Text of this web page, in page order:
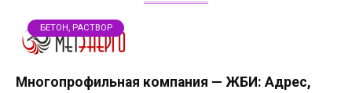
БЕТОН, РАСТВОР
Многопрофильная компания — ЖБИ: Адрес,